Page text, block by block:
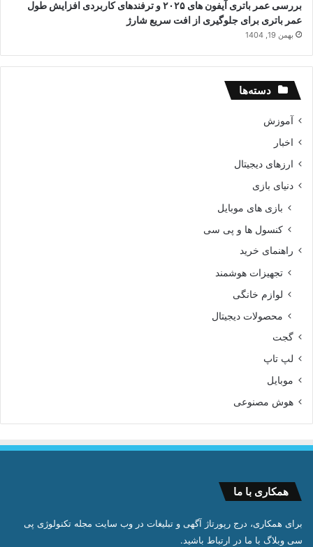
بررسی عمر باتری آیفون های ۲۰۲۵ و ترفندهای کاربردی افزایش طول
عمر باتری برای جلوگیری از افت سریع شارژ
بهمن 19, 1404
دسته‌ها
آموزش
اخبار
ارزهای دیجیتال
دنیای بازی
بازی های موبایل
کنسول ها و پی سی
راهنمای خرید
تجهیزات هوشمند
لوازم خانگی
محصولات دیجیتال
گجت
لپ تاپ
موبایل
هوش مصنوعی
همکاری با ما
برای همکاری، درج رپورتاژ آگهی و تبلیغات در وب سایت مجله تکنولوژی پی
سی وبلاگ با ما در ارتباط باشید.